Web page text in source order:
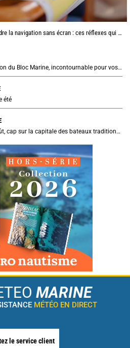
sans écran : ces réflexes qui peuvent sauver une traversée
Équipez-vous de la nouvelle édition du Bloc Marine, incontournable pour vos prochaines navigations !
été
Douarnenez, en Bretagne : en août, cap sur la capitale des bateaux traditionnels et de la sardine
MARINE
MÉTÉO EN DIRECT
le service client